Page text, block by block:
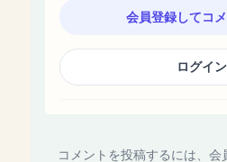
会員登録してコ
ログイン
コメントを投稿するには、会